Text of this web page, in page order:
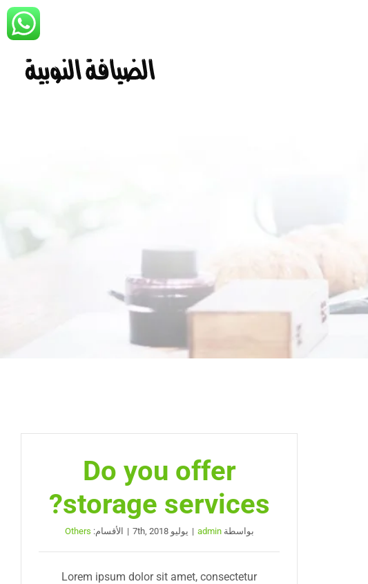
Do you offer
storage services?
بواسطةadmin
| يوليو 7th, 2018 | الأقسام: Others
Lorem ipsum dolor sit amet, consectetur